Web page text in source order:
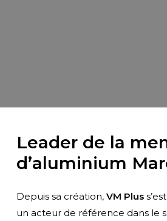
Leader de la
d’aluminium
Depuis sa création, VM Plus
un acteur de référence dans le